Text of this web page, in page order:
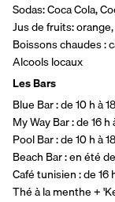
Sodas: Coca Cola,
Jus de fruits:
Boissons chaudes :
Alcools locaux
Les Bars
Blue Bar : de 10 h à
My Way Bar : de 16
Pool Bar : de 10 h à
Beach Bar : en été
Café tunisien : de
Thé à la menthe +